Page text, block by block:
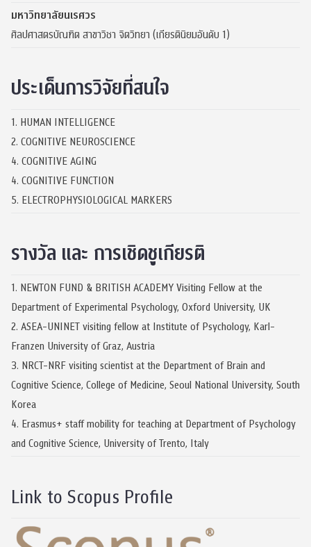
มหาวิทยาลัยนเรศวร
ศิลปศาสตรบัณฑิต สาขาวิชา จิตวิทยา (เกียรตินิยมอันดับ 1)
ประเด็นการวิจัยที่สนใจ
1. HUMAN INTELLIGENCE
2. COGNITIVE NEUROSCIENCE
4. COGNITIVE AGING
4. COGNITIVE FUNCTION
5. ELECTROPHYSIOLOGICAL MARKERS
รางวัล และ การเชิดชูเกียรติ
1. NEWTON FUND & BRITISH ACADEMY Visiting Fellow at the
Department of Experimental Psychology, Oxford University, UK
2. ASEA-UNINET visiting fellow at Institute of Psychology, Karl-
Franzen University of Graz, Austria
3. NRCT-NRF visiting scientist at the Department of Brain and
Cognitive Science, College of Medicine, Seoul National University, South
Korea
4. Erasmus+ staff mobility for teaching at Department of Psychology
and Cognitive Science, University of Trento, Italy
Link to Scopus Profile